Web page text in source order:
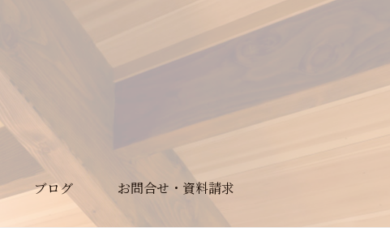
ブログ お問合せ・資料請求